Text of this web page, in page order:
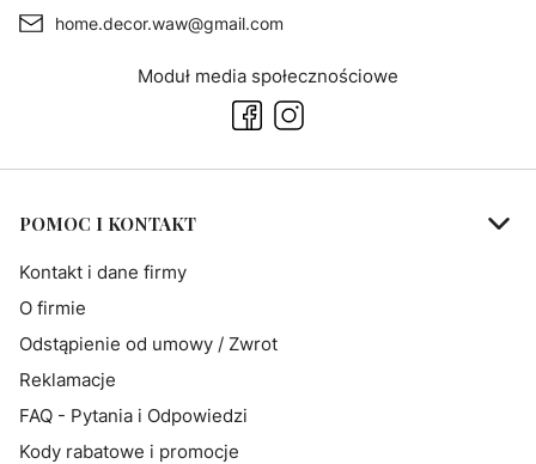
home.decor.waw@gmail.com
Moduł media społecznościowe
Linki w stopce
POMOC I KONTAKT
Kontakt i dane firmy
O firmie
Odstąpienie od umowy / Zwrot
Reklamacje
FAQ - Pytania i Odpowiedzi
Kody rabatowe i promocje